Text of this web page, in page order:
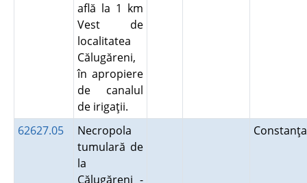
află la 1 km
Vest de
localitatea
Călugăreni,
în apropiere
de canalul
de irigaţii.
62627.05
Necropola
tumulară de
la
Călugăreni -
Constanţa